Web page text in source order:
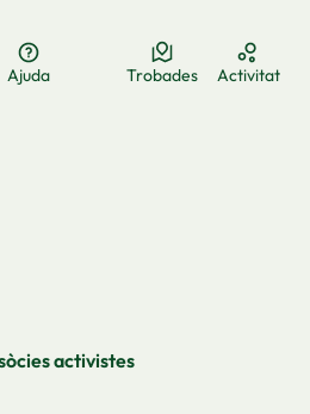
Elegir el idiomaAukeratu hizkuntza
Ajuda Trobades Activitat
activistes